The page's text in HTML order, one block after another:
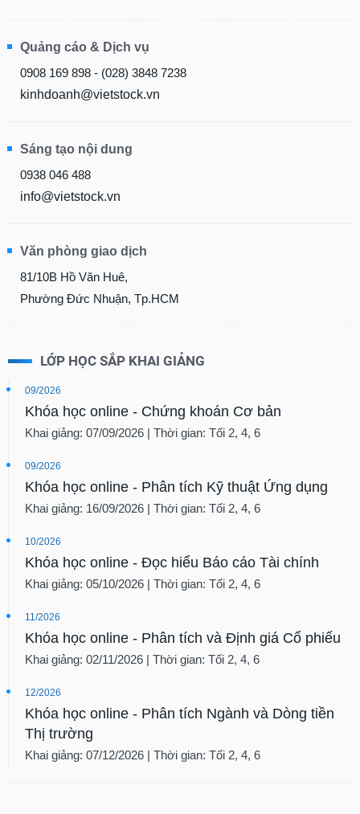
Quảng cáo & Dịch vụ
0908 169 898 - (028) 3848 7238
kinhdoanh@vietstock.vn
Sáng tạo nội dung
0938 046 488
info@vietstock.vn
Văn phòng giao dịch
81/10B Hồ Văn Huê,
Phường Đức Nhuận, Tp.HCM
LỚP HỌC SẮP KHAI GIẢNG
09/2026
Khóa học online - Chứng khoán Cơ bản
Khai giảng: 07/09/2026 | Thời gian: Tối 2, 4, 6
09/2026
Khóa học online - Phân tích Kỹ thuật Ứng dụng
Khai giảng: 16/09/2026 | Thời gian: Tối 2, 4, 6
10/2026
Khóa học online - Đọc hiểu Báo cáo Tài chính
Khai giảng: 05/10/2026 | Thời gian: Tối 2, 4, 6
11/2026
Khóa học online - Phân tích và Định giá Cổ phiếu
Khai giảng: 02/11/2026 | Thời gian: Tối 2, 4, 6
12/2026
Khóa học online - Phân tích Ngành và Dòng tiền
Thị trường
Khai giảng: 07/12/2026 | Thời gian: Tối 2, 4, 6